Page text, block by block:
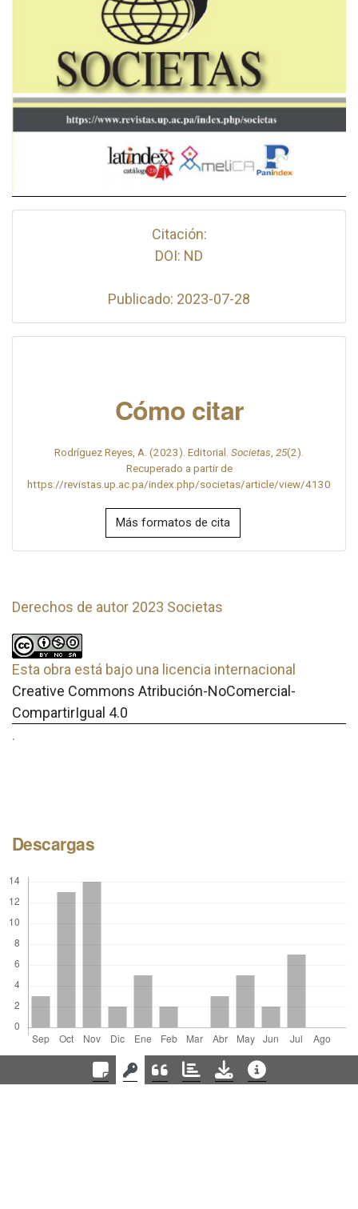
Citación:
DOI: ND
Publicado: 2023-07-28
Cómo citar
Rodríguez Reyes, A. (2023). Editorial. Societas 25(2).
Recuperado a partir de
https://revistas.up.ac.pa/index.php/societas/article/view/4130
Más formatos de cita
Derechos de autor 2023 Societas
Esta obra está bajo una licencia internacional
Creative Commons Atribución-NoComercial-
CompartirIgual 4.0
.
Descargas